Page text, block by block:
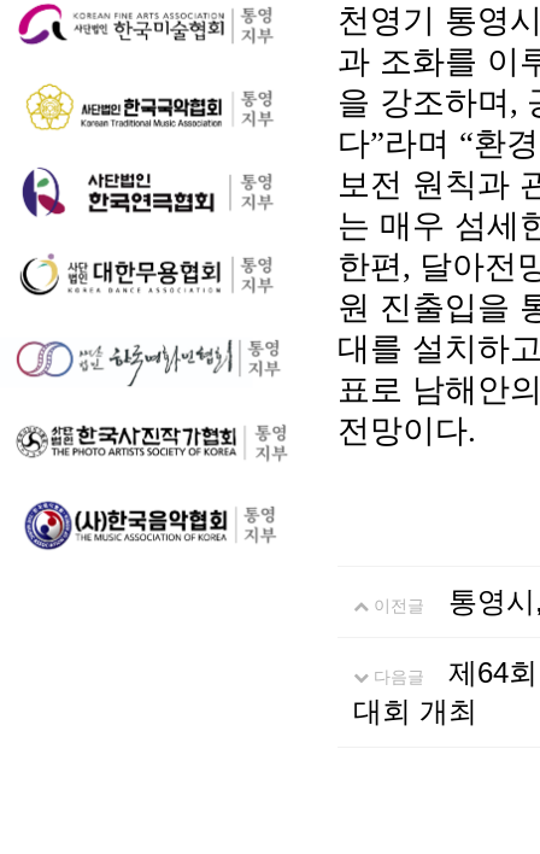
운영하고, 통영 …
천영기 통영
과 조화를 이
을 강조하며,
다”라며 “환
보전 원칙과
는 매우 섬세
한편, 달아전
원 진출입을
대를 설치하
표로 남해안
전망이다.
이전글 통영
다음글
제64
대회 개최